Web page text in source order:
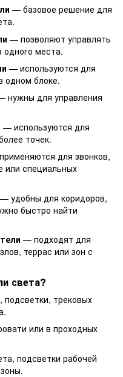
— базовое решение для
— позволяют управлять
одного места.
— используются для
одном блоке.
нужны для управления
— используются для
точек.
для звонков,
или специальных
— удобны для коридоров,
быстро найти
— подходят для
террас или зон с
света?
трековых
или в проходных
подсветки рабочей